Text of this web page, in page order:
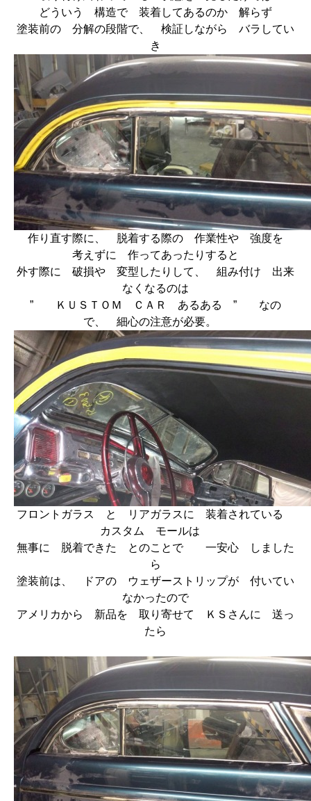
どういう 構造で 装着してあるのか 解らず
塗装前の 分解の段階で、 検証しながら バラしてい
き
作り直す際に、 脱着する際の 作業性や 強度を
考えずに 作ってあったりすると
外す際に 破損や 変型したりして、 組み付け 出来
なくなるのは
” ＫＵＳＴＯＭ ＣＡＲ あるある ” なの
で、 細心の注意が必要。
フロントガラス と リアガラスに 装着されている
カスタム モールは
無事に 脱着できた とのことで 一安心 しました
ら
塗装前は、 ドアの ウェザーストリップが 付いてい
なかったので
アメリカから 新品を 取り寄せて ＫＳさんに 送っ
たら